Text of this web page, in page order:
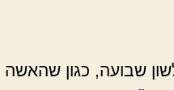
שבועה, כגון שהאשה